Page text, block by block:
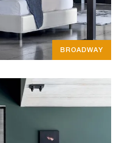
BROADWAY